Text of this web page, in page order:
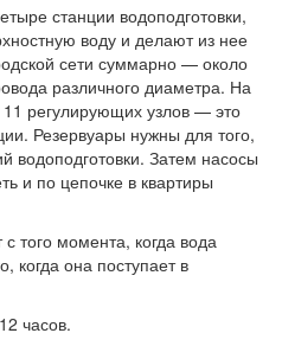
станции водоподготовки,
воду и делают из нее
сети суммарно — около
различного диаметра. На
11 регулирующих узлов — это
Резервуары нужны для того,
водоподготовки. Затем насосы
и по цепочке в квартиры
того момента, когда вода
когда она поступает в
часов.